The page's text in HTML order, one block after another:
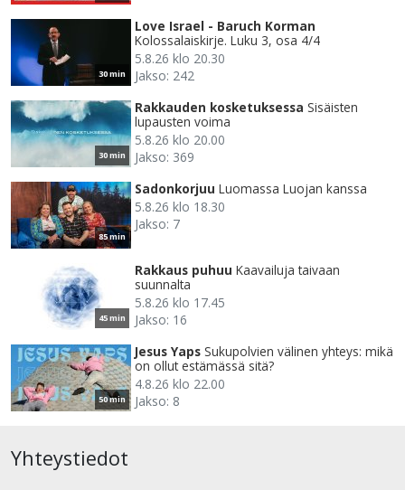
30 min
Love Israel - Baruch Korman
Kolossalaiskirje. Luku 3, osa 4/4
5.8.26 klo 20.30
Jakso: 242
30 min
Rakkauden kosketuksessa Sisäisten
lupausten voima
5.8.26 klo 20.00
Jakso: 369
85 min
Sadonkorjuu Luomassa Luojan kanssa
5.8.26 klo 18.30
Jakso: 7
45 min
Rakkaus puhuu Kaavailuja taivaan
suunnalta
5.8.26 klo 17.45
Jakso: 16
50 min
Jesus Yaps Sukupolvien välinen yhteys: mikä
on ollut estämässä sitä?
4.8.26 klo 22.00
Jakso: 8
Yhteystiedot